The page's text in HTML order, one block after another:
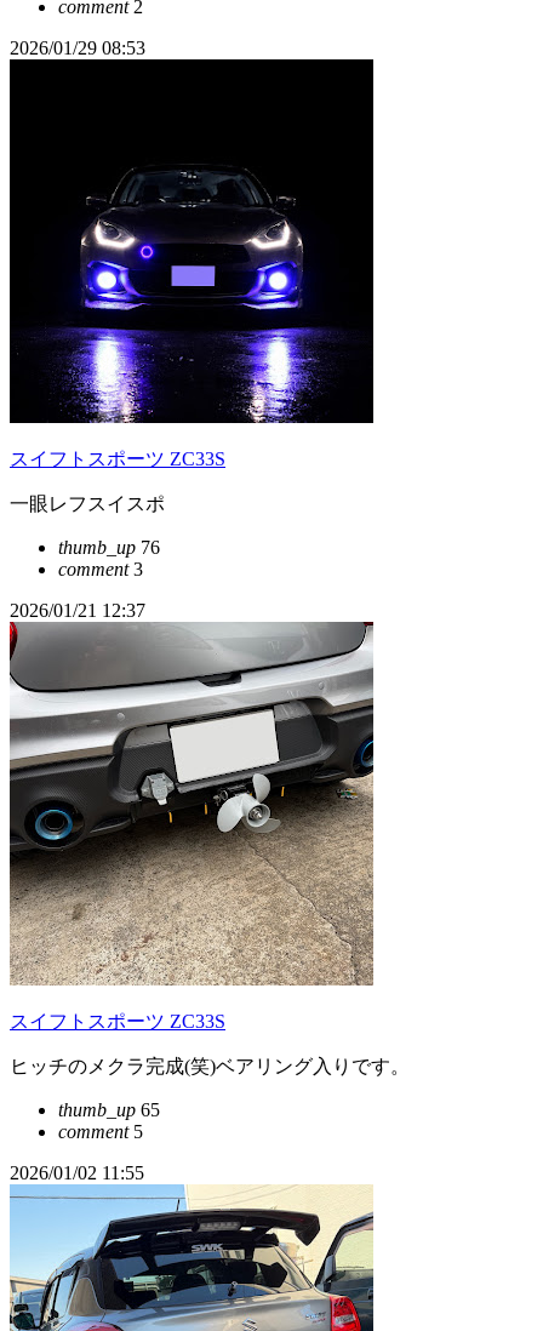
comment2
2026/01/29 08:53
スイフトスポーツ ZC33S
一眼レフスイスポ
thumb_up 76
comment3
2026/01/21 12:37
スイフトスポーツ ZC33S
ヒッチのメクラ完成(笑)ベアリング入りです。
thumb_up 65
comment5
2026/01/02 11:55